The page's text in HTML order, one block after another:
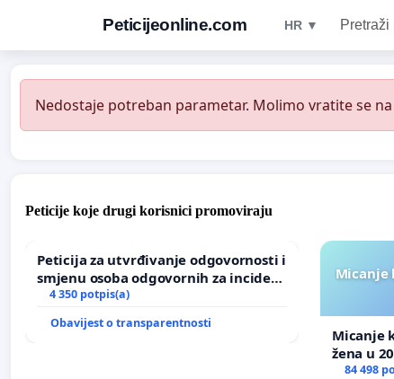
Peticijeonline.com HR ▼
Nedostaje potreban parametar. Molimo vratite se
Peticije koje drugi korisnici promoviraju
Peticija za utvrđivanje odgovornosti i
smjenu osoba odgovornih za incident
u Zoološkom vrtu Grada Zagreba
4 350 potpis(a)
Obavijest o transparentnosti
Micanje
Micanje
žena u
84 498